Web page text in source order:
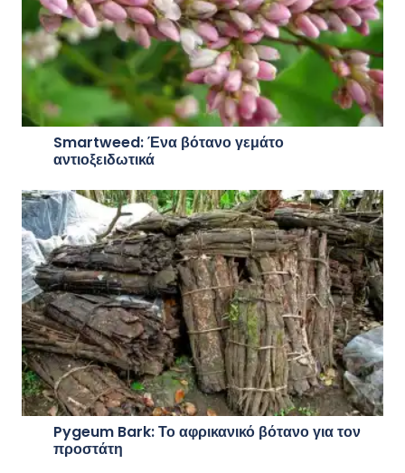
Smartweed: Ένα βότανο γεμάτο
αντιοξειδωτικά
Pygeum Bark: Το αφρικανικό βότανο για τον
προστάτη